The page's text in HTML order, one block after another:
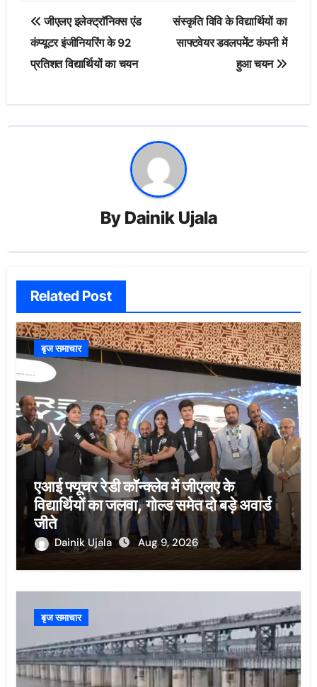
Post
navigation
जीएलए इलेक्ट्राॅनिक्स एंड
कंप्यूटर इंजीनियरिंग के 92
प्रतिशत विद्यार्थियों का चयन
संस्कृति विवि के विद्यार्थियों का
साफ्टवेयर डवलपमेंट कंपनी में
हुआ चयन
By Dainik Ujala
Related Post
बृज समाचार
एआई फ्यूचर रेडी कॉन्क्लेव में जीएलए के
विद्यार्थियों का जलवा, गोल्ड समेत दो बड़े अवार्ड
जीते
Dainik Ujala Aug 9, 2026
बृज समाचार